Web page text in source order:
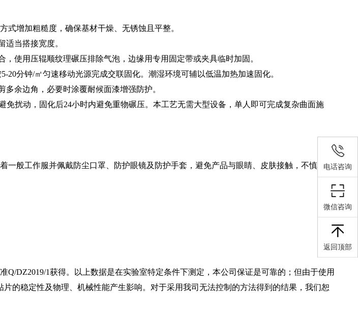
式增加粗糙度，确保基材干燥、无锈蚀且平整。
适当搭接宽度。
使用压辊顺纹理碾压排除气泡，边缘用专用固定带或夹具临时加固。
20分钟/㎡匀速移动光源完成交联固化。潮湿环境可辅以低温加热加速固化。
余边角，必要时涂覆耐候面漆增强防护。
扰动，固化后24小时内避免重物碾压。本工艺无需大型设备，单人即可完成复杂曲面施
般工作服并佩戴防尘口罩、防护眼镜及防护手套，避免产品与眼睛、皮肤接触，不慎接触
DZ2019/1获得。以上数据是在实验室特定条件下测定，本公司保证是可靠的；但由于使用
的稳定性及物理、机械性能产生影响。对于采用我司无法控制的方法得到的结果，我们恕
电话咨询
微信咨询
返回顶部